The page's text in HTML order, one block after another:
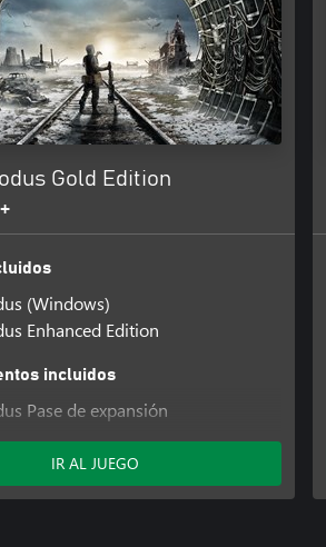
Gold Edition
(Windows)
Enhanced Edition
incluidos
Pase de expansión
Expansion Pass - Enhanced
IR AL JUEGO